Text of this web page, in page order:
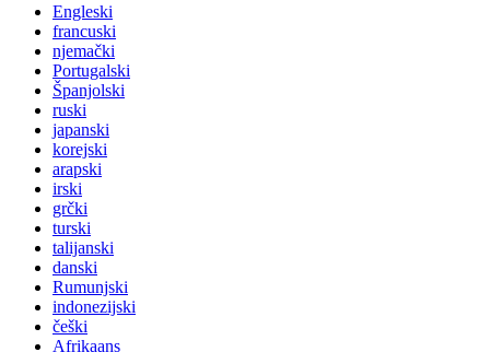
Engleski
francuski
njemački
Portugalski
Španjolski
ruski
japanski
korejski
arapski
irski
grčki
turski
talijanski
danski
Rumunjski
indonezijski
češki
Afrikaans